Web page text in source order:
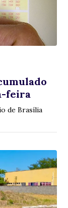
feira
de Brasília